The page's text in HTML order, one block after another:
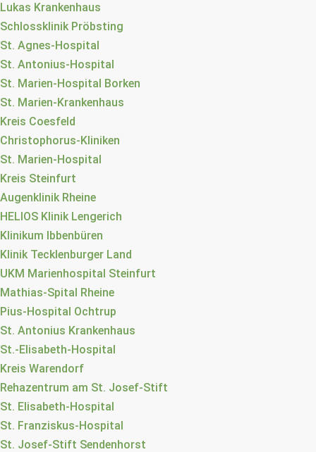
Lukas Krankenhaus
Schlossklinik Pröbsting
St. Agnes-Hospital
St. Antonius-Hospital
St. Marien-Hospital Borken
St. Marien-Krankenhaus
Kreis Coesfeld
Christophorus-Kliniken
St. Marien-Hospital
Kreis Steinfurt
Augenklinik Rheine
HELIOS Klinik Lengerich
Klinikum Ibbenbüren
Klinik Tecklenburger Land
UKM Marienhospital Steinfurt
Mathias-Spital Rheine
Pius-Hospital Ochtrup
St. Antonius Krankenhaus
St.-Elisabeth-Hospital
Kreis Warendorf
Rehazentrum am St. Josef-Stift
St. Elisabeth-Hospital
St. Franziskus-Hospital
St. Josef-Stift Sendenhorst